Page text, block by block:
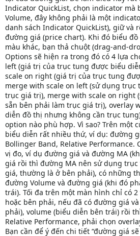
Indicator QuickList, chọn indicator mà
Volume, đây không phải là một
danh sách Indicator QuickList), giữ và
đường giá (price chart). Khi đó biểu
màu khác, bạn thả chuột (drag-and-
Options sẽ hiện ra trong đó có 4 lựa
left (giá trị của trục tung được biểu
scale on right (giá trị của trục tung
merge with scale on left (sử dụng trục
trục giá trị), merge with scale on right
sẵn bên phải làm trục giá trị), overlay
diễn đồ thị nhưng không cần trục
option nào phù hợp. Vì sao? Trên một
biểu diễn rất nhiều thứ, ví dụ: đường
Bollinger Band, Relative Performance.
vị đo, ví dụ đường giá và đường MA
giá rồi thì đường MA nên sử dụng
giá, thường là ở bên phải), có những
đường Volume và đường giá (khi đó
trái). Tối đa trên một màn hình chỉ có
hoặc bên phải, nếu đã có đường giá
phải), volume (biểu diễn bên trái) rồi
Relative Performance, phải chọn
Bạn cần để ý đến chi tiết “đường giá